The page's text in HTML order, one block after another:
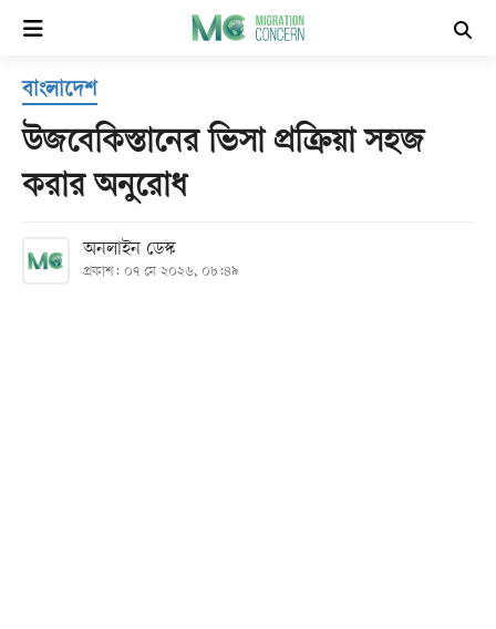
হোম
সর্বশেষ
বিভাগ
বাংলাদেশ
উজবেকিস্তানের ভিসা প্রক্রিয়া সহজ
করার অনুরোধ
অনলাইন ডেস্ক
প্রকাশ: ০৭ মে ২০২৬, ০৮:৪৯